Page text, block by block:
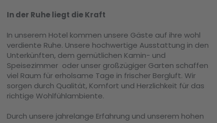
In der Ruhe liegt die Kraft
In unserem Hotel kommen unsere Gäste auf ihre wohl
verdiente Ruhe. Unsere hochwertige Ausstattung in den
Unterkünften, dem gemütlichen Kamin- und
Speisezimmer oder unser großzügiger Garten schaffen
viel Raum für erholsame Tage in frischer Bergluft. Wir
sorgen durch Qualität, Komfort und Herzlichkeit für das
richtige Wohlfühlambiente.
Durch unsere jahrelange Erfahrung und unserem hohen